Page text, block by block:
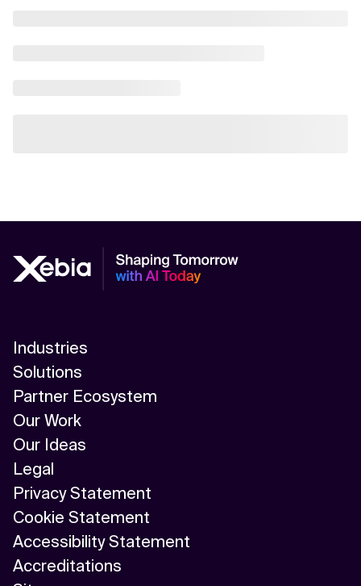
Industries
Solutions
Partner Ecosystem
Our Work
Our Ideas
Legal
Privacy Statement
Cookie Statement
Accessibility Statement
Accreditations